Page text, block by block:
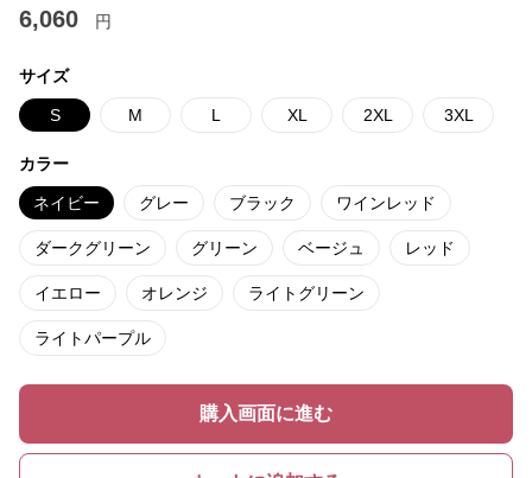
6,060 円
サイズ
S M L XL 2XL 3XL
カラー
ネイビー グレー ブラック ワインレッド
ダークグリーン グリーン ベージュ レッド
イエロー オレンジ ライトグリーン
ライトパープル
購入画面に進む